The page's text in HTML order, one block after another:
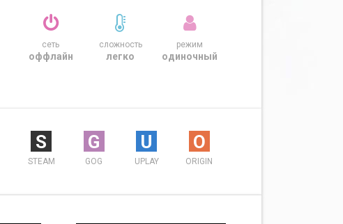
сеть
оффлайн
сложность
легко
режим
одиночный
S
STEAM
G
GOG
U
UPLAY
O
ORIGIN